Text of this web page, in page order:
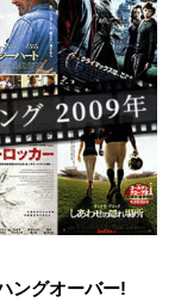
ングオーバー!